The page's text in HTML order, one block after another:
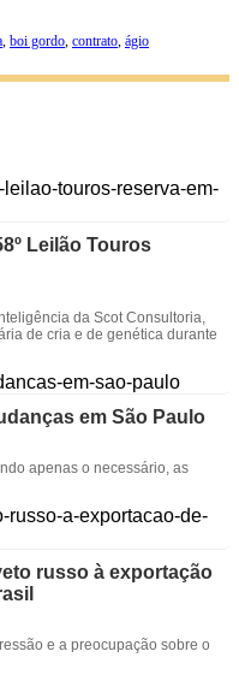
, boi gordo, contrato, ágio
Leilão Touros
da Scot Consultoria,
de cria e de genética durante
em São Paulo
apenas o necessário, as
russo à exportação
e a preocupação sobre o